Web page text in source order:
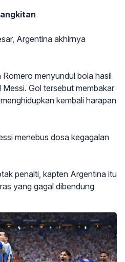
Argentina akhirnya
menyundul bola hasil
Gol tersebut membakar
kembali harapan
menebus dosa kegagalan
penalti, kapten Argentina itu
yang gagal dibendung